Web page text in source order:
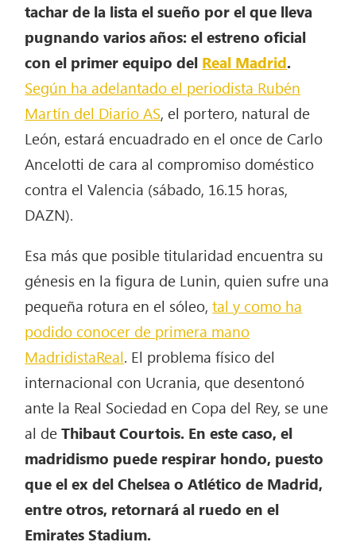
tachar de la lista el sueño por el que lleva
pugnando varios años: el estreno oficial
con el primer equipo del Real Madrid.
Según ha adelantado el periodista Rubén
Martín del Diario AS, el portero, natural de
León, estará encuadrado en el once de Carlo
Ancelotti de cara al compromiso doméstico
contra el Valencia (sábado, 16.15 horas,
DAZN).
Esa más que posible titularidad encuentra su
génesis en la figura de Lunin, quien sufre una
pequeña rotura en el sóleo,tal y como ha
podido conocer de primera mano
MadridistaReal. El problema físico del
internacional con Ucrania, que desentonó
ante la Real Sociedad en Copa del Rey, se une
al deThibaut Courtois. En este caso, el
madridismo puede respirar hondo, puesto
que el ex del Chelsea o Atlético de Madrid,
entre otros, retornará al ruedo en el
Emirates Stadium.